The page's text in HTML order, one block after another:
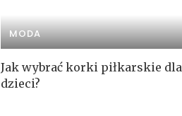
MODA
Jak wybrać korki piłkarskie dla
dzieci?